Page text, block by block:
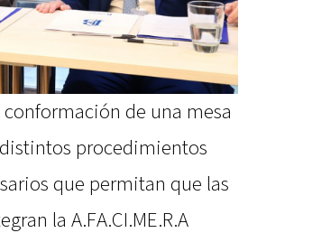
de una mesa
procedimientos
que permitan que las
la A.FA.CI.ME.R.A